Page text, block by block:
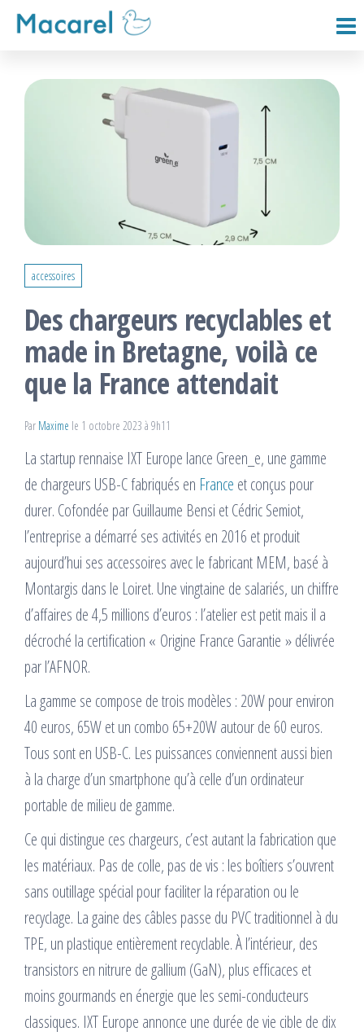
Passer
accessoires
Des chargeurs recyclables et
made in Bretagne, voilà ce
que la France attendait
Par Maxime le 1 octobre 2023 à 9h11
La startup rennaise IXT Europe lance Green_e, une gamme
de chargeurs USB-C fabriqués en France et conçus pour
durer. Cofondée par Guillaume Bensi et Cédric Semiot,
l’entreprise a démarré ses activités en 2016 et produit
aujourd’hui ses accessoires avec le fabricant MEM, basé à
Montargis dans le Loiret. Une vingtaine de salariés, un chiffre
d’affaires de 4,5 millions d’euros : l’atelier est petit mais il a
décroché la certification « Origine France Garantie » délivrée
par l’AFNOR.
La gamme se compose de trois modèles : 20W pour environ
40 euros, 65W et un combo 65+20W autour de 60 euros.
Tous sont en USB-C. Les puissances conviennent aussi bien
à la charge d’un smartphone qu’à celle d’un ordinateur
portable de milieu de gamme.
Ce qui distingue ces chargeurs, c’est autant la fabrication que
les matériaux. Pas de colle, pas de vis : les boîtiers s’ouvrent
sans outillage spécial pour faciliter la réparation ou le
recyclage. La gaine des câbles passe du PVC traditionnel à du
TPE, un plastique entièrement recyclable. À l’intérieur, des
transistors en nitrure de gallium (GaN), plus efficaces et
moins gourmands en énergie que les semi-conducteurs
classiques. IXT Europe annonce une durée de vie cible de dix